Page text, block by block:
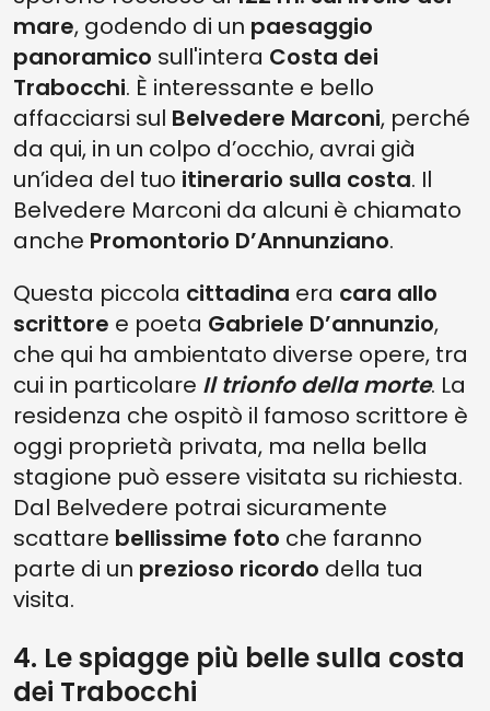
mare, godendo di un paesaggio
panoramico sull'intera Costa dei
Trabocchi. È interessante e bello
affacciarsi sul Belvedere Marconi, perché
da qui, in un colpo d’occhio, avrai già
un’idea del tuo itinerario sulla costa. Il
Belvedere Marconi da alcuni è chiamato
anche Promontorio D’Annunziano.
Questa piccola cittadina era cara allo
scrittore e poeta Gabriele D’annunzio,
che qui ha ambientato diverse opere, tra
cui in particolare Il trionfo della morte. La
residenza che ospitò il famoso scrittore è
oggi proprietà privata, ma nella bella
stagione può essere visitata su richiesta.
Dal Belvedere potrai sicuramente
scattare bellissime foto che faranno
parte di un prezioso ricordo della tua
visita.
4. Le spiagge più belle sulla costa
dei Trabocchi